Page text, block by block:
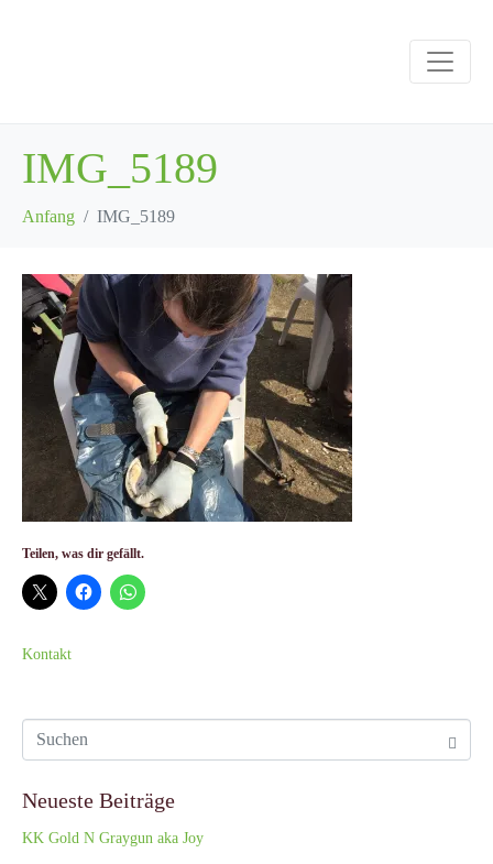
IMG_5189
Anfang IMG_5189
Teilen, was dir gefällt.
Kontakt
Neueste Beiträge
KK Gold N Graygun aka Joy